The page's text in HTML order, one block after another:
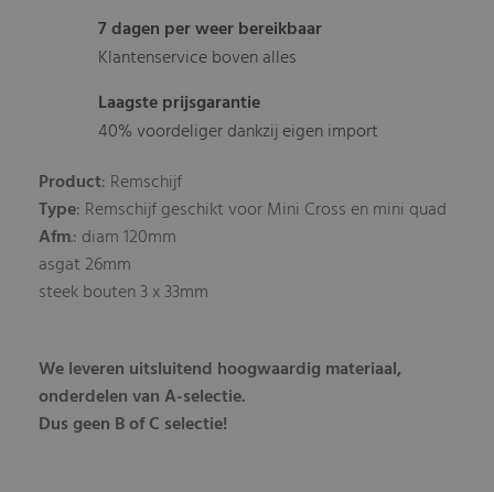
7 dagen per weer bereikbaar
Klantenservice boven alles
Laagste prijsgarantie
40% voordeliger dankzij eigen import
Product: Remschijf
Type: Remschijf geschikt voor Mini Cross en mini quad
Afm.: diam 120mm
asgat 26mm
steek bouten 3 x 33mm
We leveren uitsluitend hoogwaardig materiaal,
onderdelen van A-selectie.
Dus geen B of C selectie!